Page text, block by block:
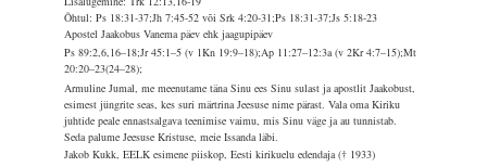
Õhtul: Ps 18:31-37;Jh 7:45-52 või Srk 4:20-31;Ps 18:31-37;Js 5:18-23
Apostel Jaakobus Vanema päev ehk jaagupipäev
Ps 89:2,6,16–18;Jr 45:1–5 (v 1Kn 19:9–18);Ap 11:27–12:3a (v 2Kr 4:7–15);Mt
20:20–23(24–28);
Armuline Jumal, me meenutame täna Sinu ees Sinu sulast ja apostlit Jaakobust,
esimest jüngrite seas, kes suri märtrina Jeesuse nime pärast. Vala oma Kiriku
juhtide peale ennastsalgava teenimise vaimu, mis Sinu väge ja au tunnistab.
Seda palume Jeesuse Kristuse, meie Issanda läbi.
Jakob Kukk, EELK esimene piiskop, Eesti kirikuelu edendaja († 1933)